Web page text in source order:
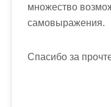
множество
самовыражения.
Спасибо за